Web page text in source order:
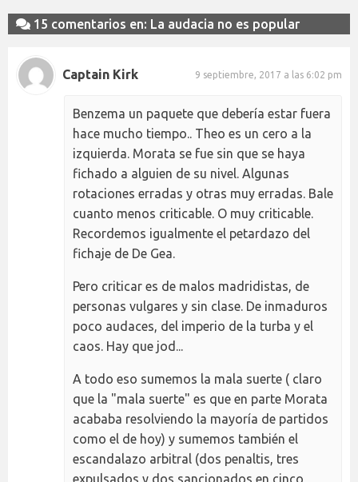
15 comentarios en: La audacia no es popular
Captain Kirk 9 septiembre, 2017 a las 6:02 pm
Benzema un paquete que debería estar fuera
hace mucho tiempo.. Theo es un cero a la
izquierda. Morata se fue sin que se haya
fichado a alguien de su nivel. Algunas
rotaciones erradas y otras muy erradas. Bale
cuanto menos criticable. O muy criticable.
Recordemos igualmente el petardazo del
fichaje de De Gea.
Pero criticar es de malos madridistas, de
personas vulgares y sin clase. De inmaduros
poco audaces, del imperio de la turba y el
caos. Hay que jod...
A todo eso sumemos la mala suerte ( claro
que la "mala suerte" es que en parte Morata
acababa resolviendo la mayoría de partidos
como el de hoy) y sumemos también el
escandalazo arbitral (dos penaltis, tres
expulsados y dos sancionados en cinco